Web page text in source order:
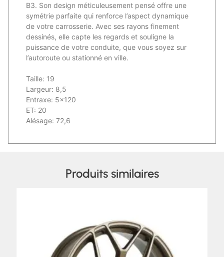
B3. Son design méticuleusement pensé offre une
symétrie parfaite qui renforce l’aspect dynamique
de votre carrosserie. Avec ses rayons finement
dessinés, elle capte les regards et souligne la
puissance de votre conduite, que vous soyez sur
l’autoroute ou stationné en ville.
Taille: 19
Largeur: 8,5
Entraxe: 5×120
ET: 20
Alésage: 72,6
Produits similaires